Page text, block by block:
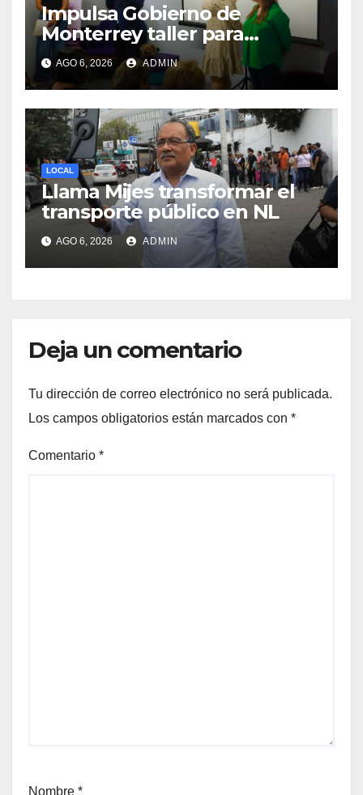
Impulsa Gobierno de
Monterrey taller para
acompañar a mujeres en
procesos de pérdida y duelo
AGO 6, 2026 ADMIN
LOCAL
Llama Mijes transformar el
transporte público en NL
AGO 6, 2026 ADMIN
Deja un comentario
Tu dirección de correo electrónico no será publicada.
Los campos obligatorios están marcados con *
Comentario *
Nombre *